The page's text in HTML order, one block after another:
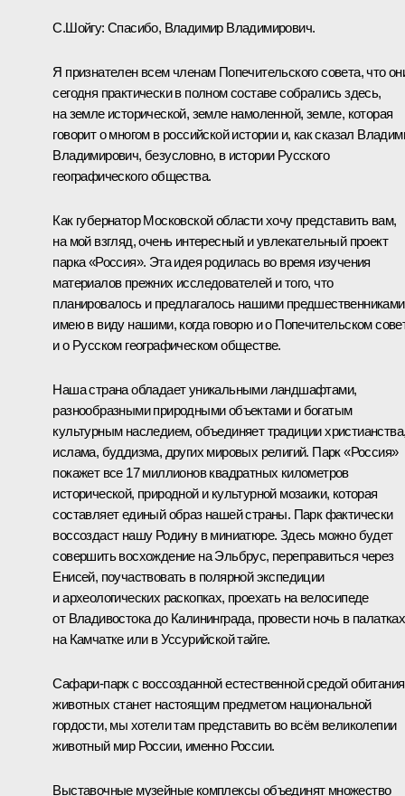
С.Шойгу: Спасибо, Владимир Владимирович.
Я признателен всем членам Попечительского совета, что
сегодня практически в полном составе собрались здесь,
на земле исторической, земле намоленной, земле, которая
говорит о многом в российской истории и, как сказал
Владимирович, безусловно, в истории Русского
географического общества.
Как губернатор Московской области хочу представить вам,
на мой взгляд, очень интересный и увлекательный проект
парка «Россия». Эта идея родилась во время изучения
материалов прежних исследователей и того, что
планировалось и предлагалось нашими
имею в виду нашими, когда говорю и о Попечительском
и о Русском географическом обществе.
Наша страна обладает уникальными ландшафтами,
разнообразными природными объектами и богатым
культурным наследием, объединяет традиции
ислама, буддизма, других мировых религий. Парк «Россия»
покажет все 17 миллионов квадратных километров
исторической, природной и культурной мозаики, которая
составляет единый образ нашей страны. Парк фактически
воссоздаст нашу Родину в миниатюре. Здесь можно будет
совершить восхождение на Эльбрус, переправиться через
Енисей, поучаствовать в полярной экспедиции
и археологических раскопках, проехать на велосипеде
от Владивостока до Калининграда, провести ночь в палатках
на Камчатке или в Уссурийской тайге.
Сафари-парк с воссозданной естественной средой обитания
животных станет настоящим предметом национальной
гордости, мы хотели там представить во всём великолепии
животный мир России, именно России.
Выставочные музейные комплексы объединят множество